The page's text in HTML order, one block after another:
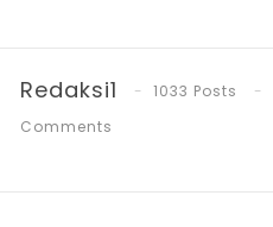
Redaksi1 1033 Posts
Comments